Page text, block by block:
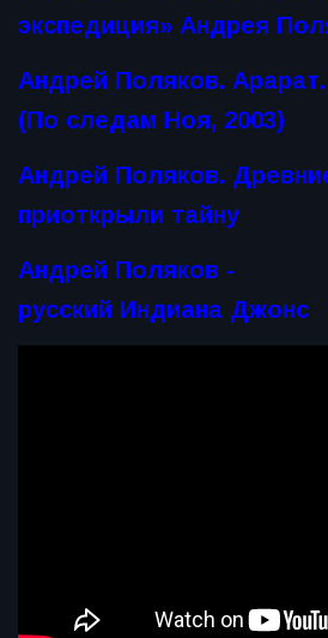
экспедиция» Андрея
Андрей Поляков.
(По следам Ноя, 2003)
Андрей Поляков.
приоткрыли тайну
Андрей Поляков -
русский Индиана Джонс